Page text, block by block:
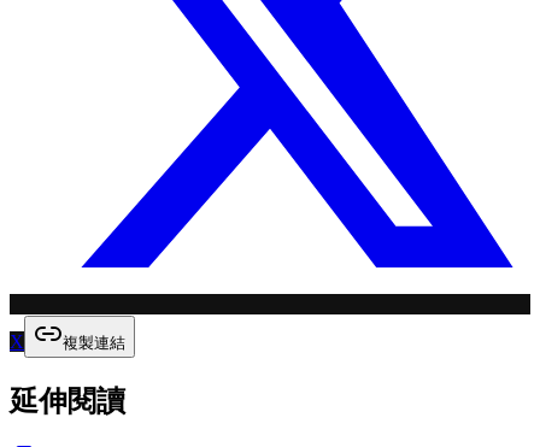
X 複製連結
延伸閱讀